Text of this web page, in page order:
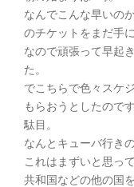
なんでこんな早いの
のチケットをまだ手
なので頑張って早起
た。
でこちらで色々スケ
もらおうとしたので
駄目。
なんとキューバ行き
これはまずいと思っ
共和国などの他の国